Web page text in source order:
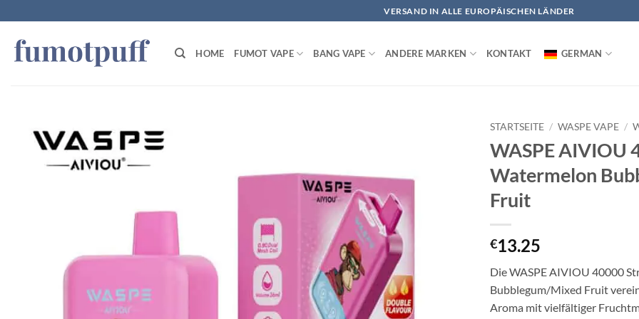
Inhalt
springen
VERSAND IN ALLE EUROPÄISCHEN LÄNDER
HOME FUMOT VAPE BANG VAPE ANDERE MARKEN KONTAKT GERMAN
STARTSEITE / WASPE VAPE /
WASPE AIVIOU
Watermelon
Fruit
€13.25
Die WASPE AIVIOU 40000
Bubblegum/Mixed Fruit
Aroma mit vielfältiger